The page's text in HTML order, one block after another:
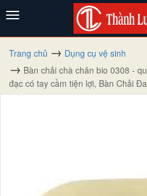
Trang chủ
Dụng cụ vệ sinh
Bàn chải chà chân bio 0308 -
đạc có tay cầm tiện lợi, Bàn Chải